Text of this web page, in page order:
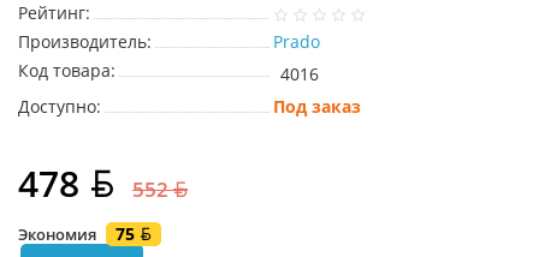
Рейтинг:
Производитель:
Prado
Код товара:
4016
Доступно:
Под заказ
478 552
Экономия
75